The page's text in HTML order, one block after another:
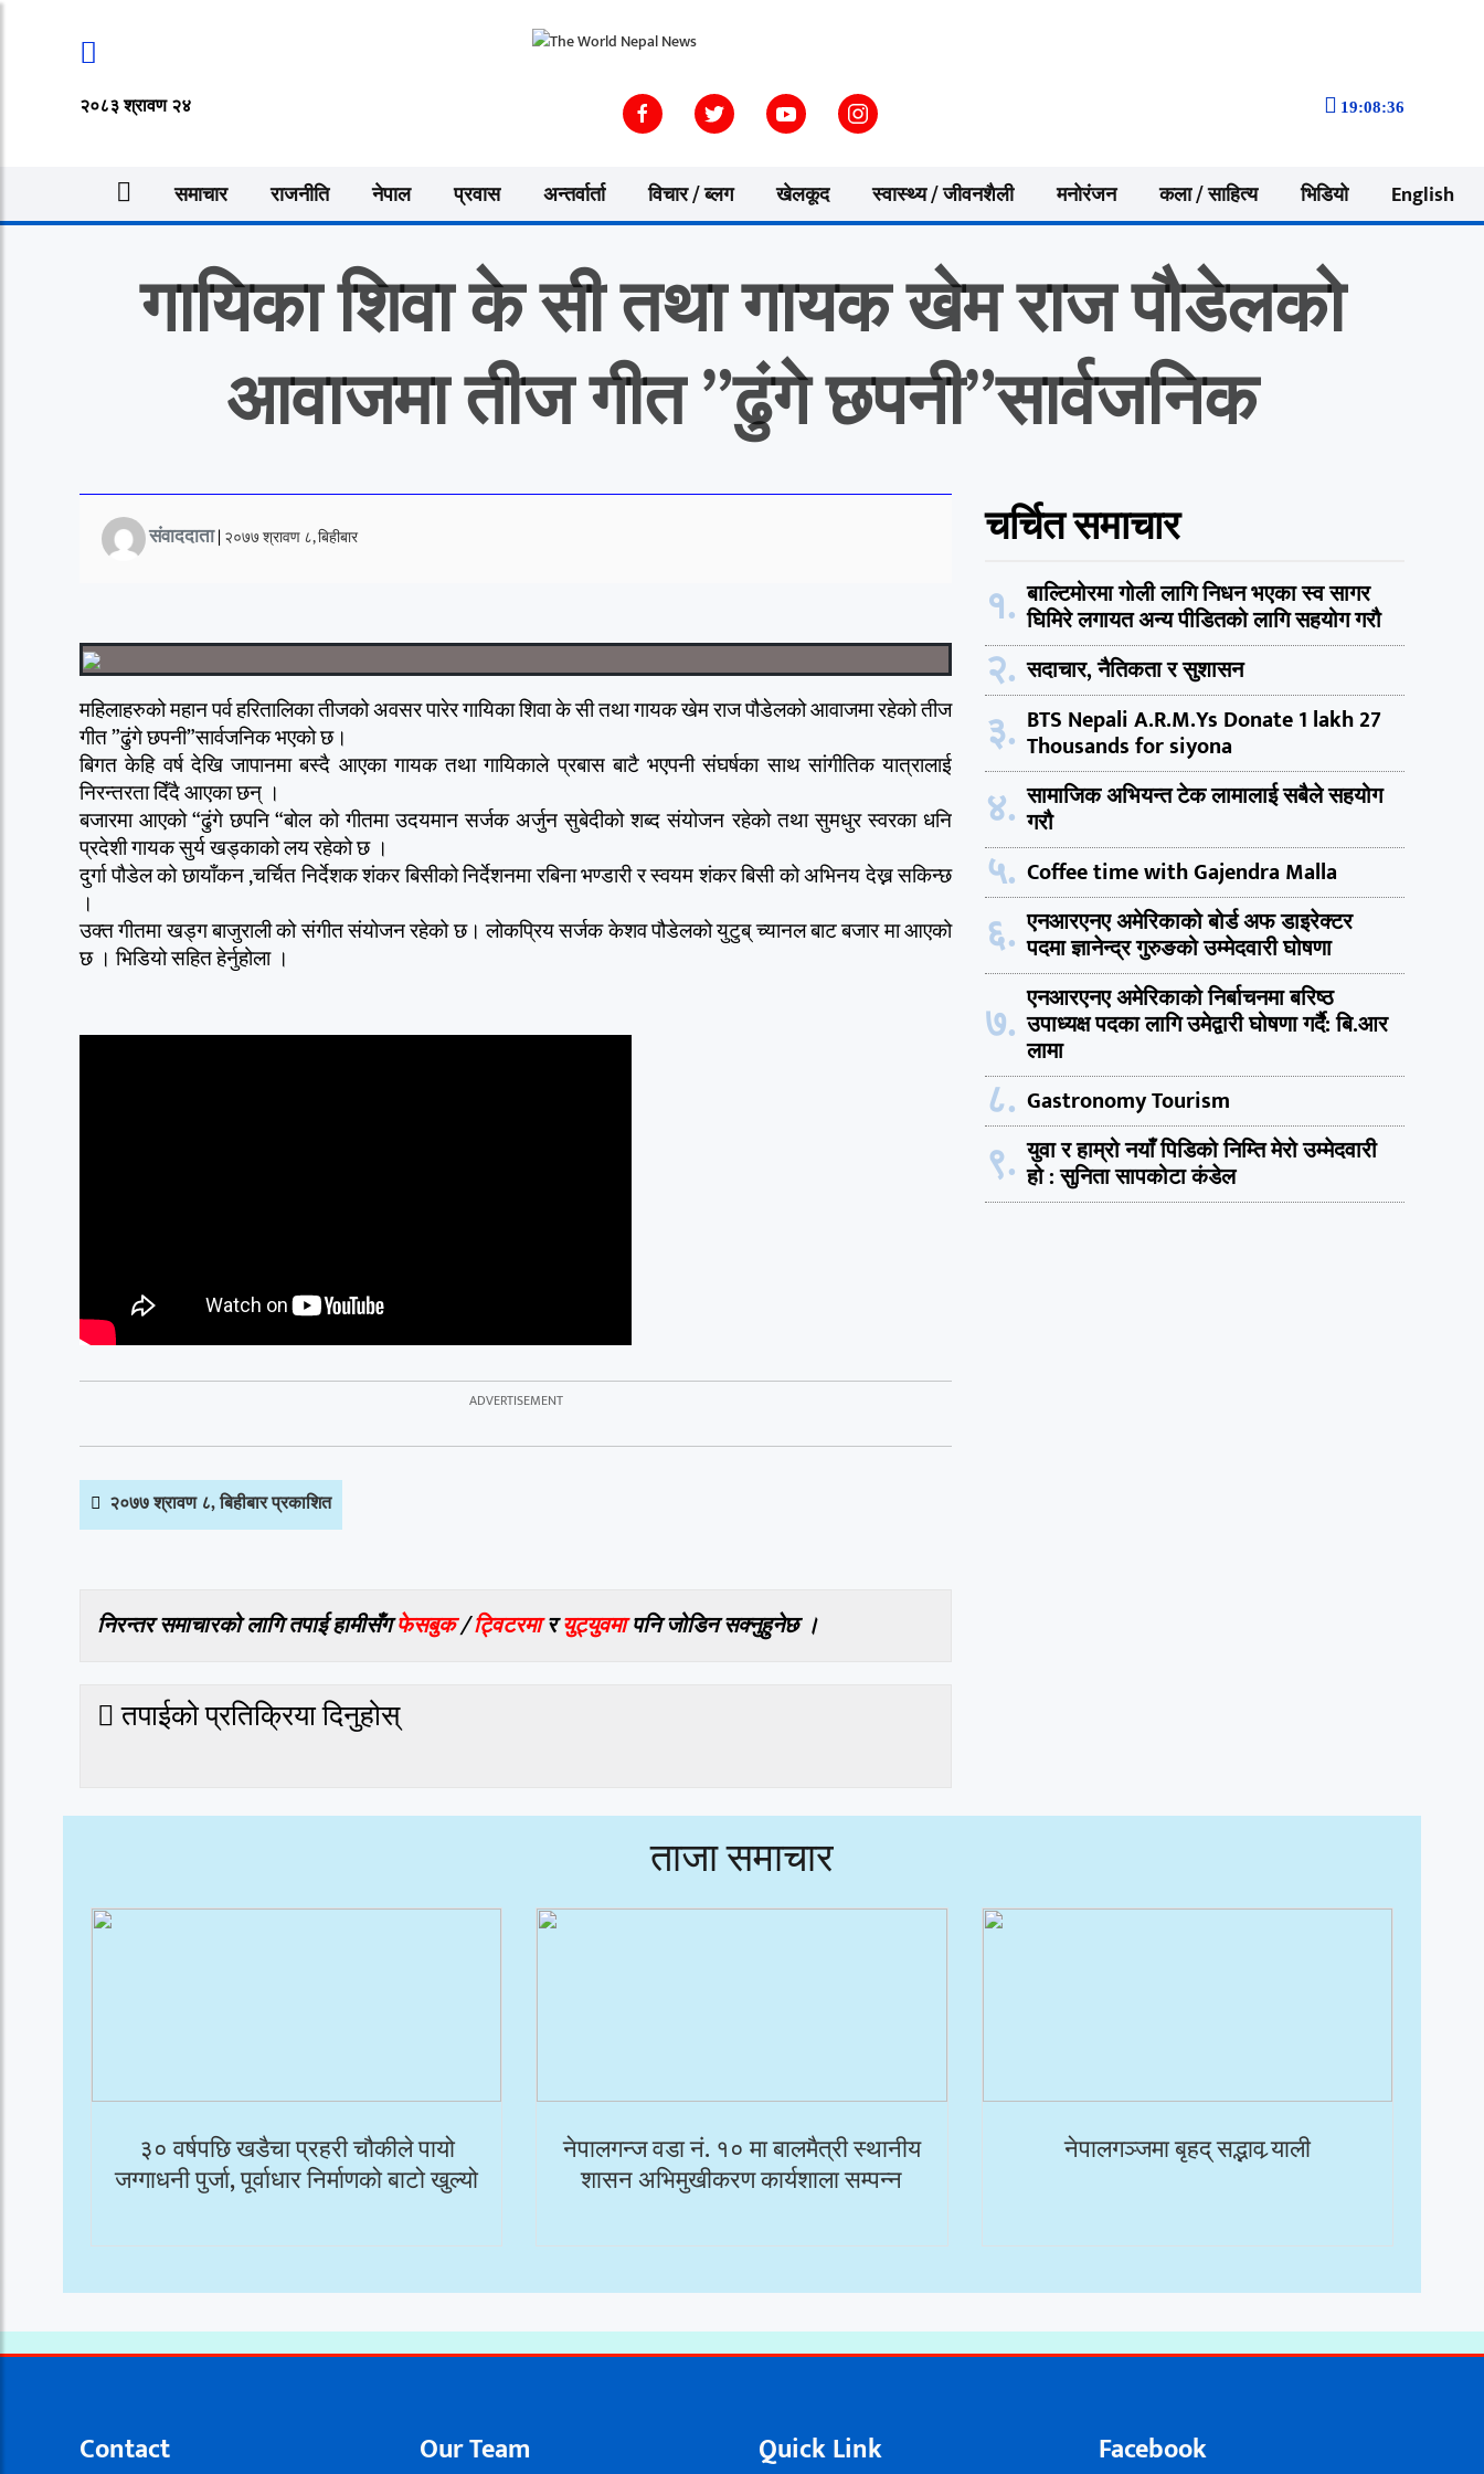
२०८३ श्रावण २४ 19:08:37
समाचार राजनीति नेपाल प्रवास अन्तर्वार्ता विचार / ब्लग खेलकूद स्वास्थ्य / जीवनशैली मनोरंजन कला / साहित्य भिडियो English
गायिका शिवा के सी तथा गायक खेम राज पौडेलको
आवाजमा तीज गीत ”ढुंगे छपनी”सार्वजनिक
संवाददाता| २०७७ श्रावण ८, बिहीबार
महिलाहरुको महान पर्व हरितालिका तीजको अवसर पारेर गायिका शिवा के सी तथा गायक खेम राज पौडेलको आवाजमा रहेको तीज
गीत ”ढुंगे छपनी”सार्वजनिक भएको छ।
बिगत केहि वर्ष देखि जापानमा बस्दै आएका गायक तथा गायिकाले प्रबास बाटै भएपनी संघर्षका साथ सांगीतिक यात्रालाई
निरन्तरता दिँदै आएका छन् ।
बजारमा आएको “ढुंगे छपनि “बोल को गीतमा उदयमान सर्जक अर्जुन सुबेदीको शब्द संयोजन रहेको तथा सुमधुर स्वरका धनि
प्रदेशी गायक सुर्य खड्काको लय रहेको छ ।
दुर्गा पौडेल को छायाँकन ,चर्चित निर्देशक शंकर बिसीको निर्देशनमा रबिना भण्डारी र स्वयम शंकर बिसी को अभिनय देख्न सकिन्छ
।
उक्त गीतमा खड्ग बाजुराली को संगीत संयोजन रहेको छ। लोकप्रिय सर्जक केशव पौडेलको युटुब् च्यानल बाट बजार मा आएको
छ । भिडियो सहित हेर्नुहोला ।
२०७७ श्रावण ८, बिहीबार प्रकाशित
निरन्तर समाचारको लागि तपाई हामीसँगफेसबुक/ट्विटरमारयुट्युवमापनि जोडिन सक्नुहुनेछ ।
तपाईको प्रतिक्रिया दिनुहोस्
चर्चित समाचार
१. बाल्टिमोरमा गोली लागि निधन भएका स्व सागर
घिमिरे लगायत अन्य पीडितको लागि सहयोग गरौ
२. सदाचार, नैतिकता र सुशासन
३. BTS Nepali A.R.M.Ys Donate 1 lakh 27
Thousands for siyona
४. सामाजिक अभियन्त टेक लामालाई सबैले सहयोग
गरौ
५. Coffee time with Gajendra Malla
६. एनआरएनए अमेरिकाको बोर्ड अफ डाइरेक्टर
पदमा ज्ञानेन्द्र गुरुङको उम्मेदवारी घोषणा
७. एनआरएनए अमेरिकाको निर्बाचनमा बरिष्ठ
उपाध्यक्ष पदका लागि उमेद्वारी घोषणा गर्दै: बि.आर
लामा
८. Gastronomy Tourism
९. युवा र हाम्रो नयाँ पिडिको निम्ति मेरो उम्मेदवारी
हो : सुनिता सापकोटा कंडेल
ताजा समाचार
३० वर्षपछि खडैचा प्रहरी चौकीले पायो
जग्गाधनी पुर्जा, पूर्वाधार निर्माणको बाटो खुल्यो
नेपालगन्ज वडा नं. १० मा बालमैत्री स्थानीय
शासन अभिमुखीकरण कार्यशाला सम्पन्न
नेपालगञ्जमा बृहद् सद्भाव र्‍याली
Contact Our Team Quick Link Facebook